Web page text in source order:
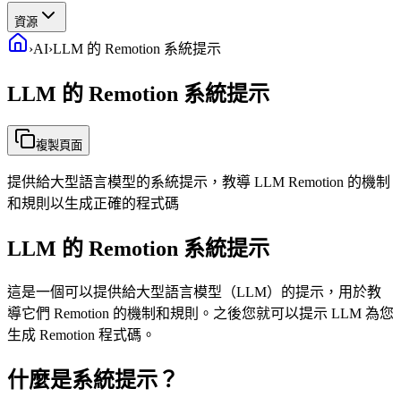
資源
›AI›LLM 的 Remotion 系統提示
LLM 的 Remotion 系統提示
複製頁面
提供給大型語言模型的系統提示，教導 LLM Remotion 的機制
和規則以生成正確的程式碼
LLM 的 Remotion 系統提示
這是一個可以提供給大型語言模型（LLM）的提示，用於教
導它們 Remotion 的機制和規則。之後您就可以提示 LLM 為您
生成 Remotion 程式碼。
什麼是系統提示？